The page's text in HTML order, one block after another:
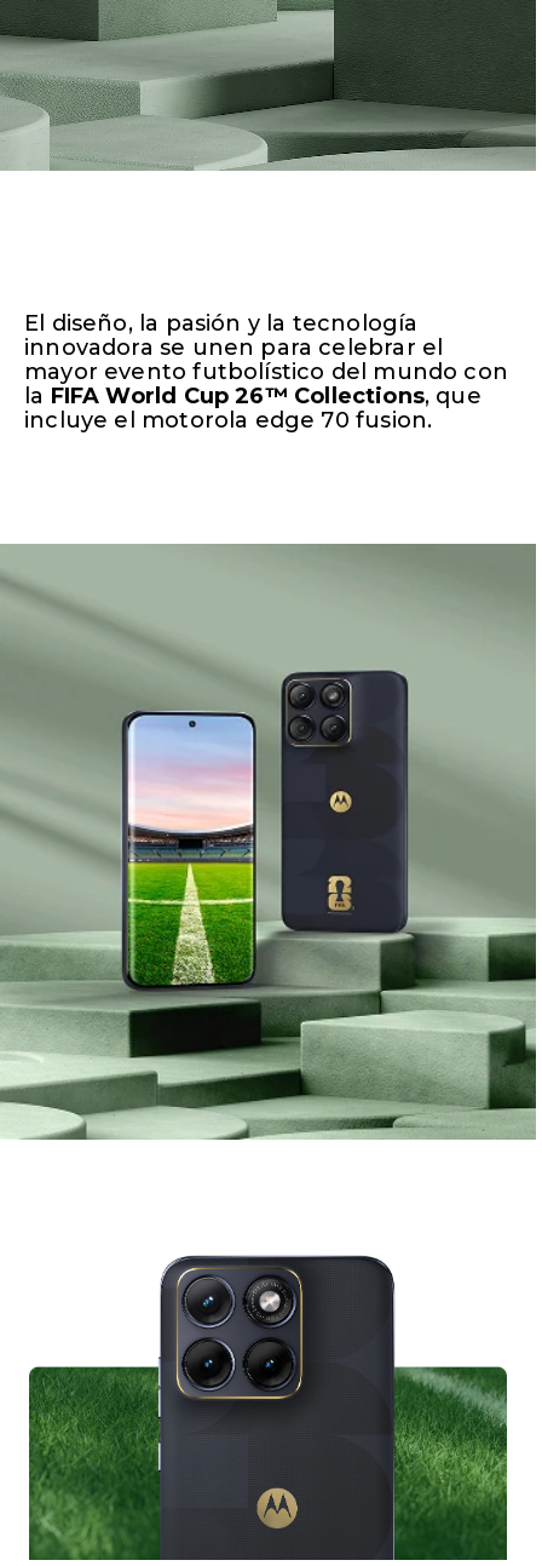
El diseño, la pasión y la tecnología
innovadora se unen para celebrar el
mayor evento futbolístico del mundo con
la FIFA World Cup 26™ Collections, que
incluye el motorola edge 70 fusion.